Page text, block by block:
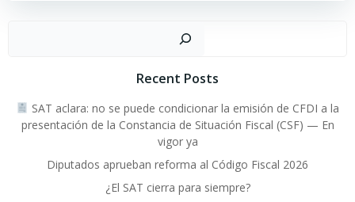
Buscar
Recent Posts
SAT aclara: no se puede condicionar la emisión de CFDI a la
presentación de la Constancia de Situación Fiscal (CSF) — En
vigor ya
Diputados aprueban reforma al Código Fiscal 2026
¿El SAT cierra para siempre?